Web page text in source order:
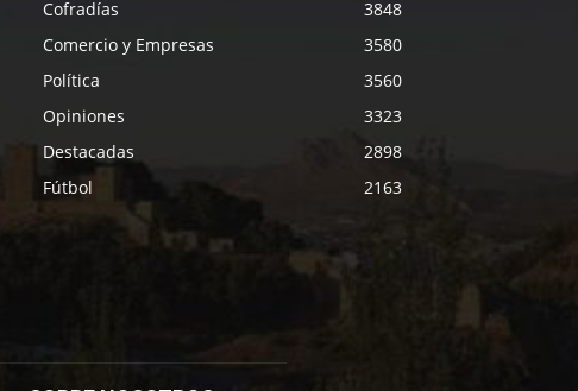
Cofradías
3848
Comercio y Empresas
3580
Política
3560
Opiniones
3323
Destacadas
2898
Fútbol
2163